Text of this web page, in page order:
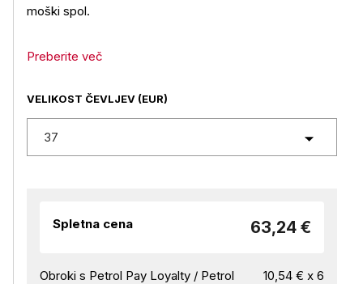
moški spol.
Preberite več
VELIKOST ČEVLJEV (EUR)
37
Spletna cena 63,24 €
Obroki s Petrol Pay Loyalty / Petrol
10,54 € x 6